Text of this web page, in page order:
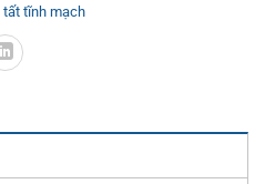
tất tĩnh mạch